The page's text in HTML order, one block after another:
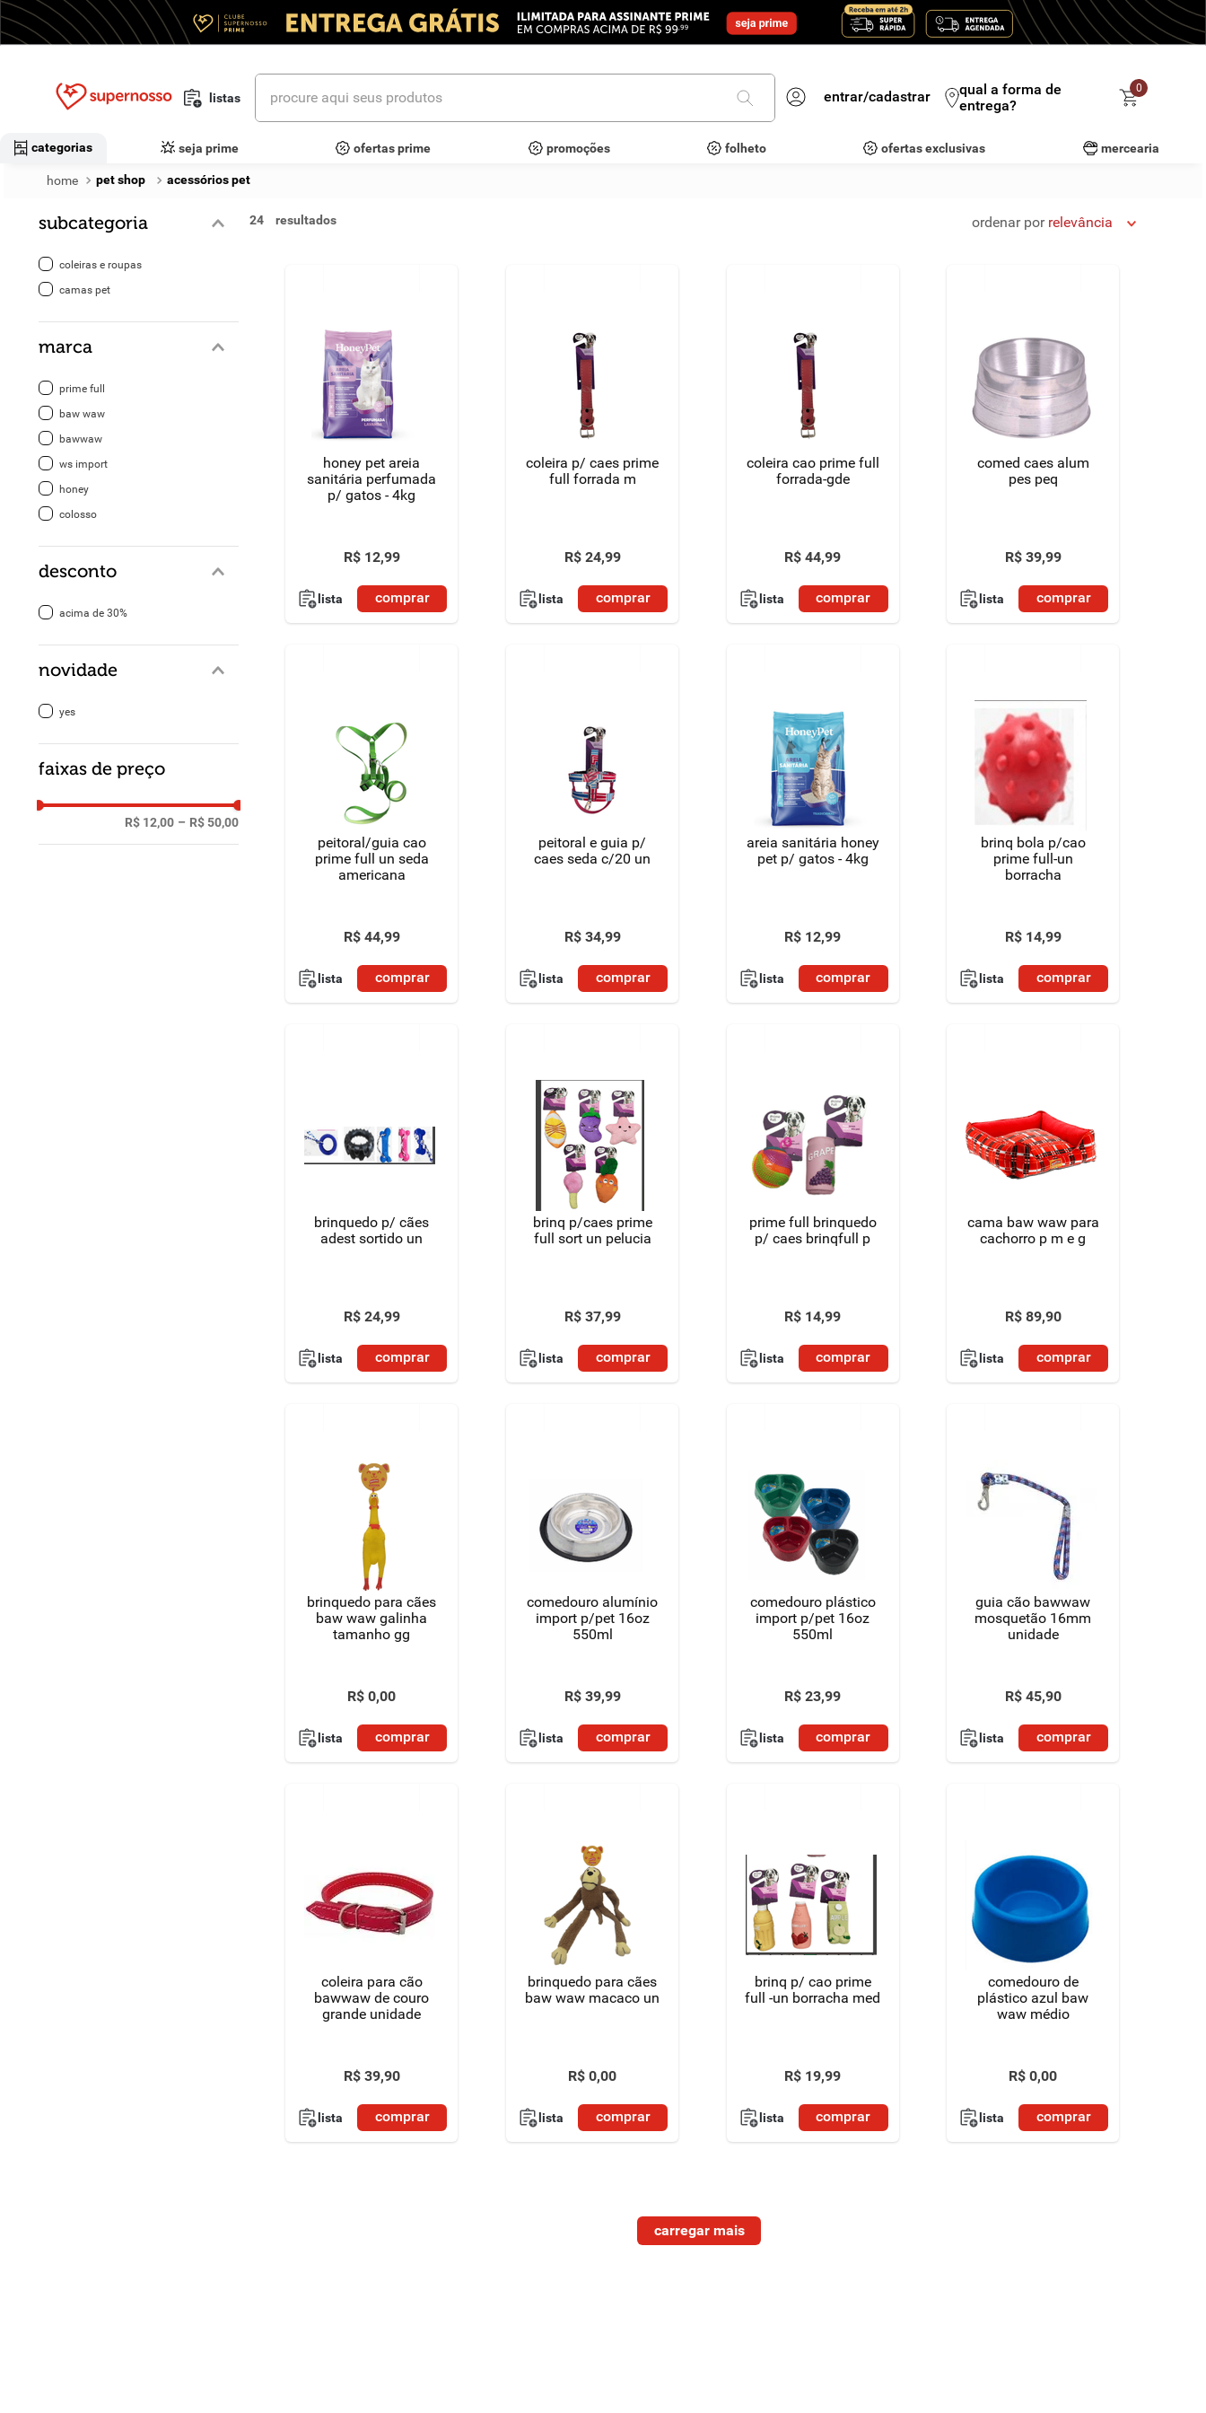
listas
procure aqui seus produtos
entrar/cadastrar
qual a forma de
entrega?
0
categorias seja prime ofertas prime promoções folheto ofertas exclusivas mercearia
pet shop acessórios pet
subcategoria
coleiras e roupas
camas pet
marca
prime full
baw waw
bawwaw
ws import
honey
colosso
desconto
acima de 30%
novidade
yes
faixas de preço
R$ 12,00 – R$ 50,00
24 ordenar por relevância
honey pet areia
sanitária perfumada
p/ gatos - 4kg
R$ 12,99
lista comprar
coleira p/ caes prime
full forrada m
R$ 24,99
lista comprar
coleira cao prime full
forrada-gde
R$ 44,99
lista comprar
comed caes alum
pes peq
R$ 39,99
lista comprar
peitoral/guia cao
prime full un seda
americana
R$ 44,99
lista comprar
peitoral e guia p/
caes seda c/20 un
R$ 34,99
lista comprar
areia sanitária honey
pet p/ gatos - 4kg
R$ 12,99
lista comprar
brinq bola p/cao
prime full-un
borracha
R$ 14,99
lista comprar
brinquedo p/ cães
adest sortido un
R$ 24,99
lista comprar
brinq p/caes prime
full sort un pelucia
R$ 37,99
lista comprar
prime full brinquedo
p/ caes brinqfull p
R$ 14,99
lista comprar
cama baw waw para
cachorro p m e g
R$ 89,90
lista comprar
brinquedo para cães
baw waw galinha
tamanho gg
R$ 0,00
lista comprar
comedouro alumínio
import p/pet 16oz
550ml
R$ 39,99
lista comprar
comedouro plástico
import p/pet 16oz
550ml
R$ 23,99
lista comprar
guia cão bawwaw
mosquetão 16mm
unidade
R$ 45,90
lista comprar
coleira para cão
bawwaw de couro
grande unidade
R$ 39,90
lista comprar
brinquedo para cães
baw waw macaco un
R$ 0,00
lista comprar
brinq p/ cao prime
full -un borracha med
R$ 19,99
lista comprar
comedouro de
plástico azul baw
waw médio
R$ 0,00
lista comprar
termos mais buscados
detergente
macarrão